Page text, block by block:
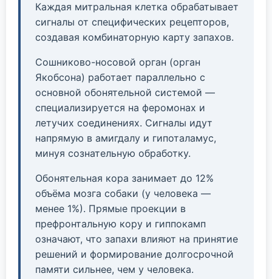
Каждая митральная клетка обрабатывает
сигналы от специфических рецепторов,
создавая комбинаторную карту запахов.
Сошниково-носовой орган (орган
Якобсона) работает параллельно с
основной обонятельной системой —
специализируется на феромонах и
летучих соединениях. Сигналы идут
напрямую в амигдалу и гипоталамус,
минуя сознательную обработку.
Обонятельная кора занимает до 12%
объёма мозга собаки (у человека —
менее 1%). Прямые проекции в
префронтальную кору и гиппокамп
означают, что запахи влияют на принятие
решений и формирование долгосрочной
памяти сильнее, чем у человека.